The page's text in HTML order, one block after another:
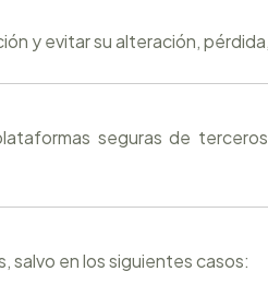
y evitar su alteración,
seguras de
salvo en los siguientes casos: